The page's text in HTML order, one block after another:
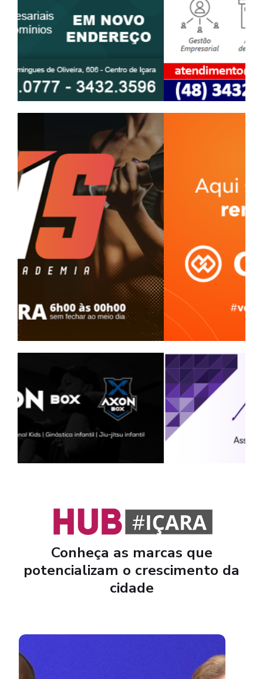
Conheça as marcas que
potencializam o crescimento da
cidade